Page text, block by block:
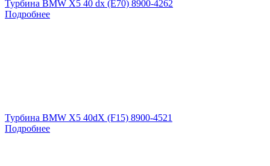
Турбина BMW X5 40 dx (E70) 8900-4262
Подробнее
Турбина BMW X5 40dX (F15) 8900-4521
Подробнее